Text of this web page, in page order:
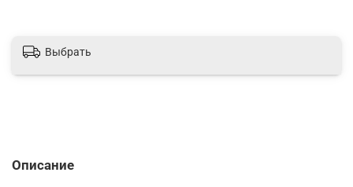
Выбрать
Описание